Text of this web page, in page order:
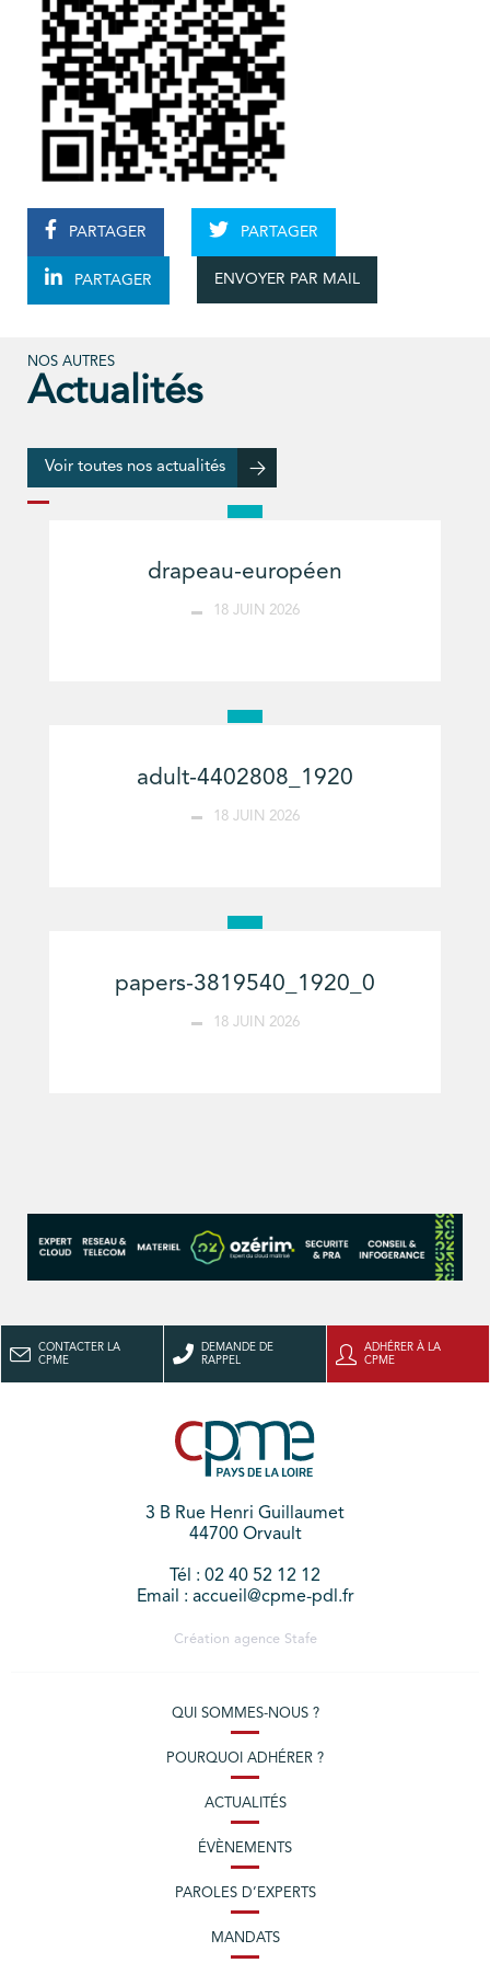
PARTAGER PARTAGER
PARTAGER ENVOYER PAR MAIL
NOS AUTRES
Actualités
Voir toutes nos actualités
drapeau-européen
18 JUIN 2026
adult-4402808_1920
18 JUIN 2026
papers-3819540_1920_0
18 JUIN 2026
CONTACTER LA
CPME
DEMANDE DE
RAPPEL
ADHÉRER À LA
CPME
3 B Rue Henri Guillaumet
44700 Orvault
Tél : 02 40 52 12 12
Email : accueil@cpme-pdl.fr
Création agence Stafe
QUI SOMMES-NOUS ?
POURQUOI ADHÉRER ?
ACTUALITÉS
ÉVÈNEMENTS
PAROLES D’EXPERTS
MANDATS